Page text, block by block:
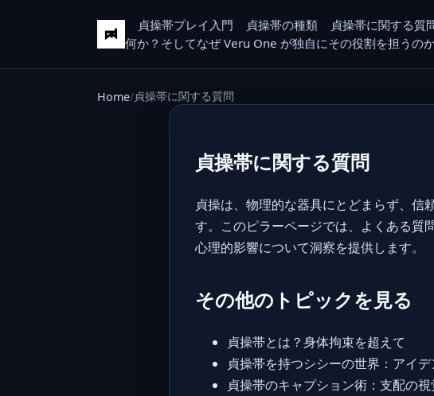
貞操帯プレイ入門 貞操帯の種類 貞操帯に関する質
何か？そしてなぜ Veru One が独自にその役割を担うの
Home 貞操帯に関する質問
貞操帯に関する質問
貞操は、物理的な器具にとどまらず、
す。このピラーページでは、よくある質
心理的影響について洞察を提供します。
その他のトピックを見る
貞操帯とは？身体拘束を超えて
貞操帯を持つシシーの世界：アイ
貞操帯のキャプション術：支配の